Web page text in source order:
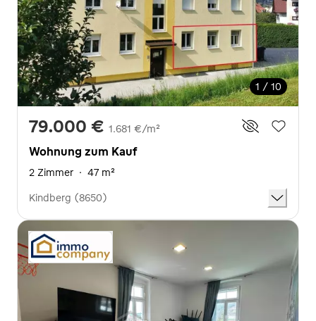
1 / 10
79.000 € 1.681 €/m²
Wohnung zum Kauf
2 Zimmer · 47 m²
Kindberg (8650)